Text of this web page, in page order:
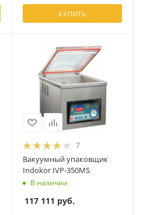
КУПИТЬ
7
Вакуумный упаковщик
Indokor IVP-350MS
В наличии
117 111 руб.